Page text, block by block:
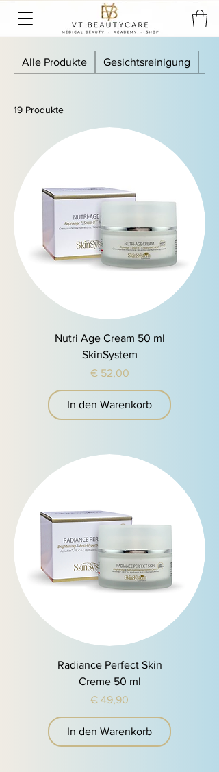
Alle Produkte Gesichtsreinigung
19 Produkte
Nutri Age Cream 50 ml
SkinSystem
Preis
€ 52,00
In den Warenkorb
Radiance Perfect Skin
Creme 50 ml
Preis
€ 49,90
In den Warenkorb